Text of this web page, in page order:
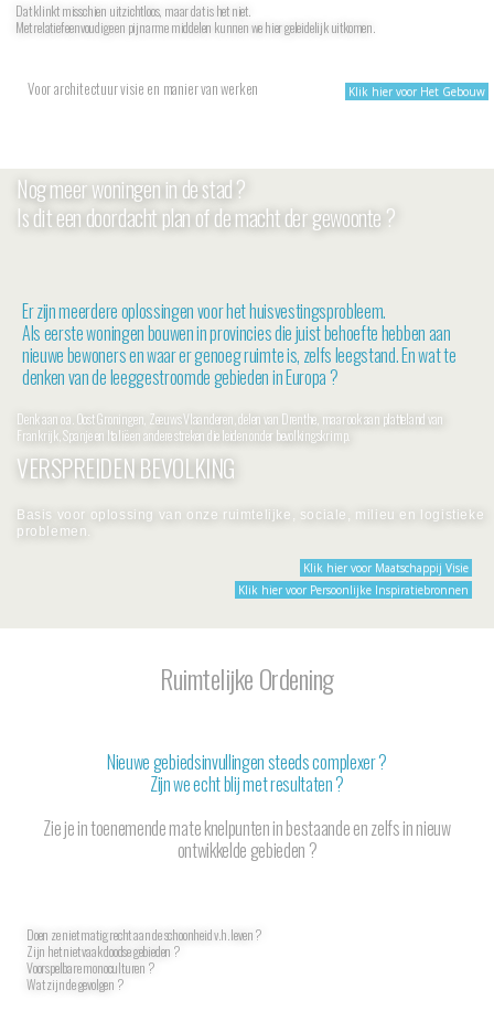
Dat klinkt misschien uitzichtloos, maar dat is het niet.
Met relatief eenvoudige en pijnarme middelen kunnen we hier geleidelijk uitkomen.
Voor architectuur visie en manier van werken Klik hier voor Het Gebouw
Nog meer woningen in de stad ?
Is dit een doordacht plan of de macht der gewoonte ?
Er zijn meerdere oplossingen voor het huisvestingsprobleem.
Als eerste woningen bouwen in provincies die juist behoefte hebben aan
nieuwe bewoners en waar er genoeg ruimte is, zelfs leegstand. En wat te
denken van de leeggestroomde gebieden in Europa ?
Denk aan o.a. Oost Groningen, Zeeuws Vlaanderen, delen van Drenthe, maar ook aan platteland van
Frankrijk, Spanje en Italië en andere streken die leiden onder bevolkingskrimp.
VERSPREIDEN BEVOLKING
Basis voor oplossing van onze ruimtelijke, sociale, milieu en logistieke
problemen.
Klik hier voor Maatschappij Visie
Klik hier voor Persoonlijke Inspiratiebronnen
Ruimtelijke Ordening
Nieuwe gebiedsinvullingen steeds complexer ?
Zijn we echt blij met resultaten ?
Zie je in toenemende mate knelpunten in bestaande en zelfs in nieuw
ontwikkelde gebieden ?
Doen ze niet matig recht aan de schoonheid v.h. leven ?
Zijn het niet vaak doodse gebieden ?
Voorspelbare monoculturen ?
Wat zijn de gevolgen ?